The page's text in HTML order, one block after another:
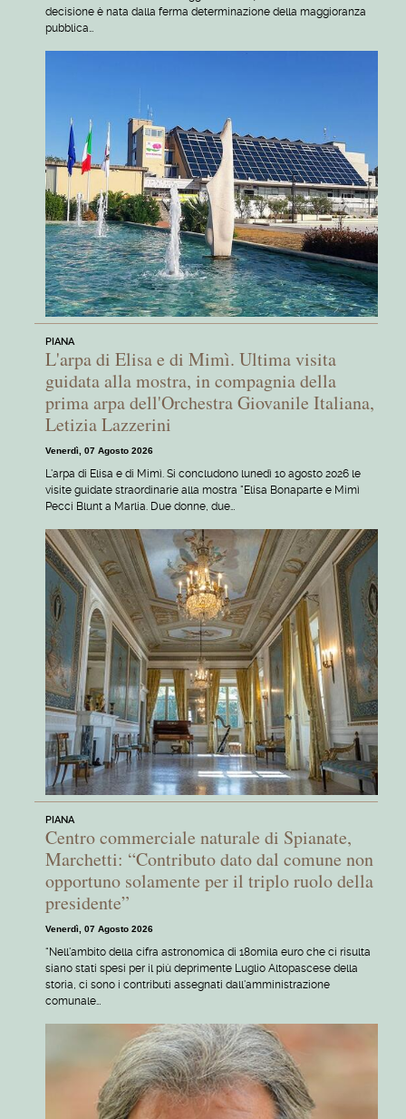
decisione è nata dalla ferma determinazione della maggioranza
pubblica…
PIANA
L'arpa di Elisa e di Mimì. Ultima visita
guidata alla mostra, in compagnia della
prima arpa dell'Orchestra Giovanile Italiana,
Letizia Lazzerini
Venerdì, 07 Agosto 2026
L'arpa di Elisa e di Mimì. Si concludono lunedì 10 agosto 2026 le
visite guidate straordinarie alla mostra "Elisa Bonaparte e Mimì
Pecci Blunt a Marlia. Due donne, due…
PIANA
Centro commerciale naturale di Spianate,
Marchetti: “Contributo dato dal comune non
opportuno solamente per il triplo ruolo della
presidente”
Venerdì, 07 Agosto 2026
“Nell'ambito della cifra astronomica di 180mila euro che ci risulta
siano stati spesi per il più deprimente Luglio Altopascese della
storia, ci sono i contributi assegnati dall'amministrazione
comunale…